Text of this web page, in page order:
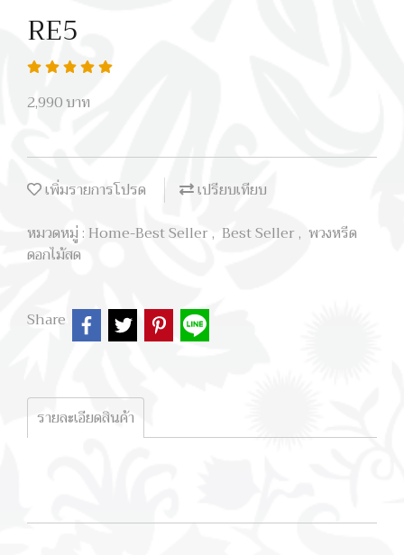
RE5
2,990 บาท
เพิ่มรายการโปรด
เปรียบเทียบ
หมวดหมู่ : Home-Best Seller, Best Seller, พวงหรีด
ดอกไม้สด
Share
รายละเอียดสินค้า